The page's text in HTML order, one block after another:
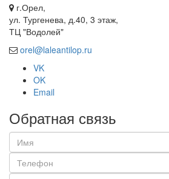
г.Орел,
ул. Тургенева, д.40, 3 этаж,
ТЦ "Водолей"
orel@laleantilop.ru
VK
OK
Email
Обратная связь